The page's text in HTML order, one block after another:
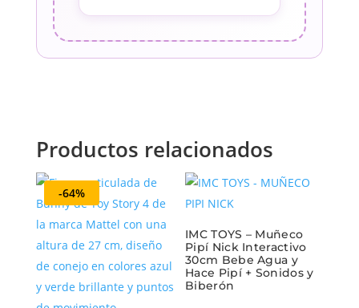
Productos relacionados
-64%
IMC TOYS – Muñeco
Pipí Nick Interactivo
30cm Bebe Agua y
Hace Pipí + Sonidos y
Biberón